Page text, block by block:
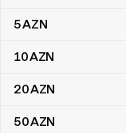
5AZN
10AZN
20AZN
50AZN